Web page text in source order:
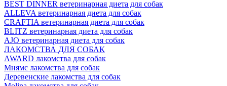
BEST DINNER ветеринарная диета для собак
ALLEVA ветеринарная диета для собак
CRAFTIA ветеринарная диета для собак
BLITZ ветеринарная диета для собак
AJO ветеринарная диета для собак
ЛАКОМСТВА ДЛЯ СОБАК
AWARD лакомства для собак
Мнямс лакомства для собак
Деревенские лакомства для собак